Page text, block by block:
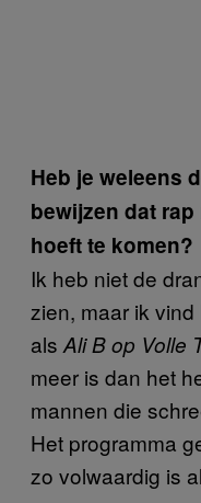
Heb je weleens
bewijzen dat
hoeft te komen?
Ik heb niet de
zien, maar ik
als Ali B op Volle
meer is dan het
mannen die
Het programma
zo volwaardig is